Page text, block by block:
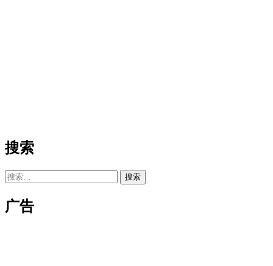
搜索
搜
广告